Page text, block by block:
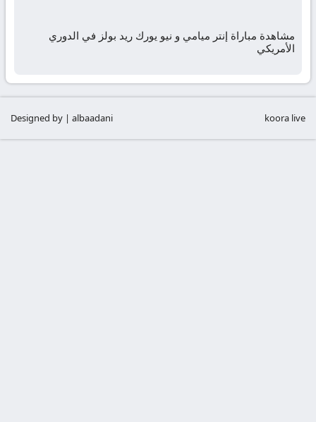
مشاهدة مباراة إنتر ميامي و نيو يورك ريد بولز في الدوري
الأمريكي
koora live
Designed by | albaadani